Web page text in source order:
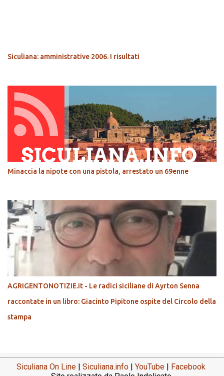
Siculiana: amministrative 2006. I risultati
Minaccia la nipote con una pistola, arrestato un 69enne
AGRIGENTONOTIZIE.it - Le radici siciliane di Ayrton Senna
raccontate in un libro: Giacinto Pipitone ospite del Circolo della
stampa
Siculiana On Line | Siculiana.info | YouTube | Facebook